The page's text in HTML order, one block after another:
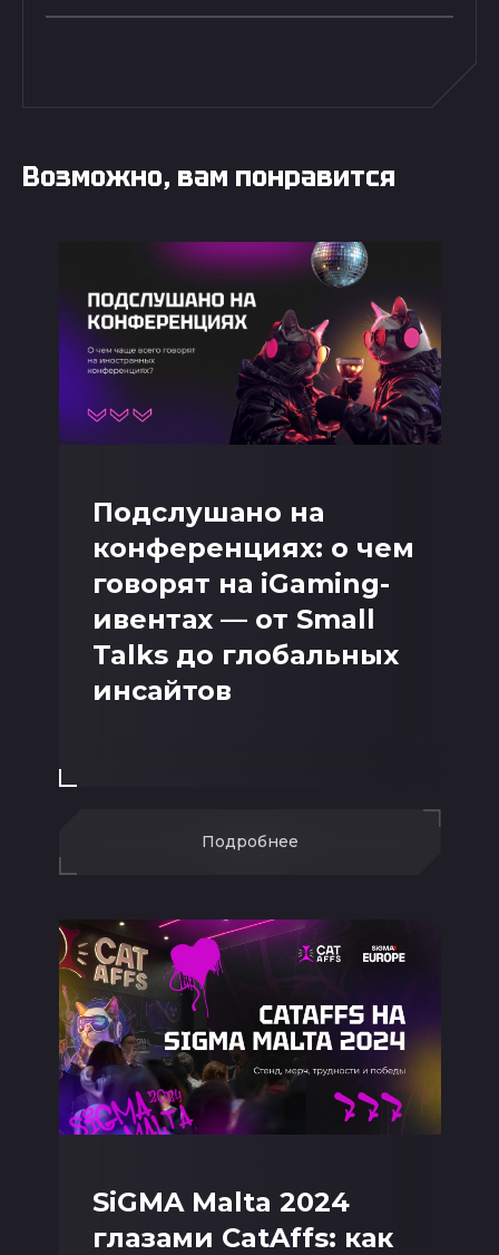
Возможно, вам понравится
Подслушано на
конференциях: о чем
говорят на iGaming-
ивентах — от Small
Talks до глобальных
инсайтов
Подробнее
SiGMA Malta 2024
глазами CatAffs: как